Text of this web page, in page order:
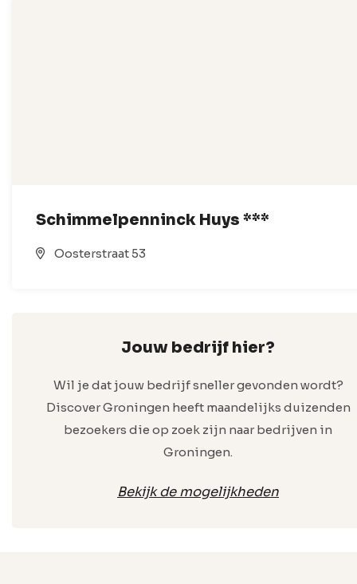
Schimmelpenninck Huys ***
Oosterstraat 53
Jouw bedrijf hier?
Wil je dat jouw bedrijf sneller gevonden wordt?
Discover Groningen heeft maandelijks duizenden
bezoekers die op zoek zijn naar bedrijven in
Groningen.
Bekijk de mogelijkheden